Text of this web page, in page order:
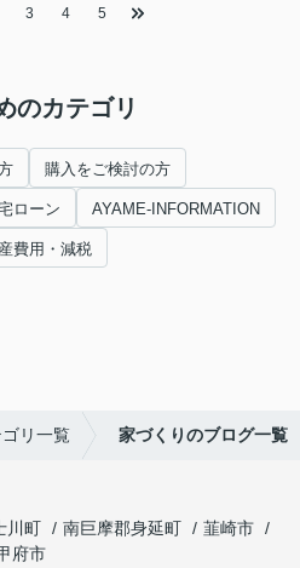
3 4 5
のカテゴリ
購入をご検討の方
ローン AYAME-INFORMATION
費用・減税
リ一覧 家づくりのブログ一覧
川町 南巨摩郡身延町
韮崎市
府市